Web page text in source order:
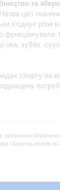
та
цієї
з’єднує різні
ока, зубах,
спорту на
заборонено
(Законод. вісник